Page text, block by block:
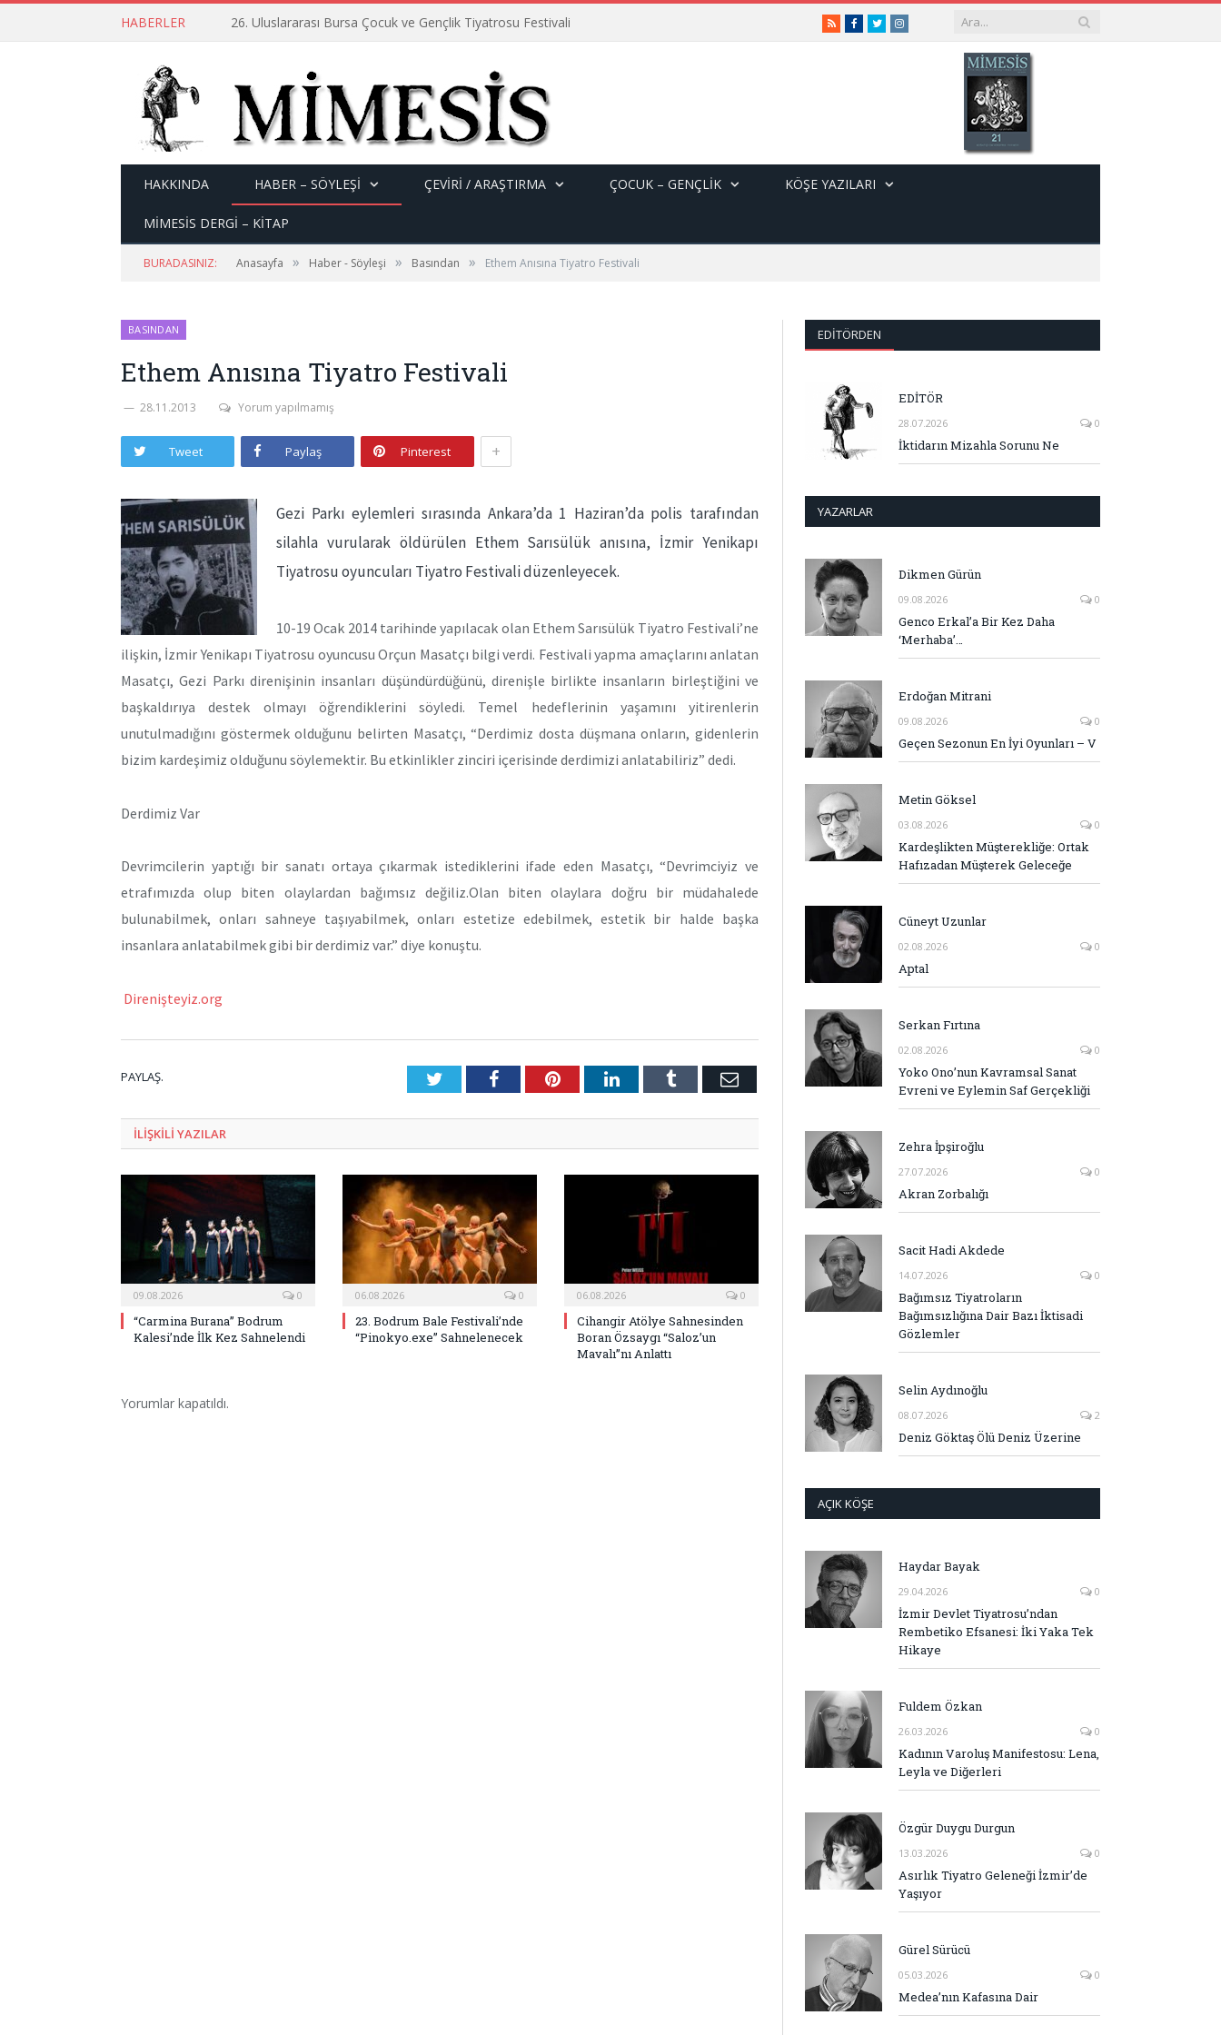
HABERLER 26. Uluslararası Bursa Çocuk ve Gençlik Tiyatrosu Festivali RSSFacebook
TwitterInstagram
HAKKINDA HABER – SÖYLEŞI ÇEVİRİ / ARAŞTIRMA ÇOCUK – GENÇLIK KÖŞE YAZILARI
MİMESİS DERGİ – KİTAP
BURADASINIZ: Anasayfa » Haber - Söyleşi » Basından » Ethem Anısına Tiyatro Festivali
BASINDAN
Ethem Anısına Tiyatro Festivali
28.11.2013 Yorum yapılmamış
Tweet Paylaş Pinterest +
Gezi Parkı eylemleri sırasında Ankara’da 1 Haziran’da polis tarafından
silahla vurularak öldürülen Ethem Sarısülük anısına, İzmir Yenikapı
Tiyatrosu oyuncuları Tiyatro Festivali düzenleyecek.
10-19 Ocak 2014 tarihinde yapılacak olan Ethem Sarısülük Tiyatro Festivali’ne
ilişkin, İzmir Yenikapı Tiyatrosu oyuncusu Orçun Masatçı bilgi verdi. Festivali yapma amaçlarını anlatan
Masatçı, Gezi Parkı direnişinin insanları düşündürdüğünü, direnişle birlikte insanların birleştiğini ve
başkaldırıya destek olmayı öğrendiklerini söyledi. Temel hedeflerinin yaşamını yitirenlerin
unutulmadığını göstermek olduğunu belirten Masatçı, “Derdimiz dosta düşmana onların, gidenlerin
bizim kardeşimiz olduğunu söylemektir. Bu etkinlikler zinciri içerisinde derdimizi anlatabiliriz” dedi.
Derdimiz Var
Devrimcilerin yaptığı bir sanatı ortaya çıkarmak istediklerini ifade eden Masatçı, “Devrimciyiz ve
etrafımızda olup biten olaylardan bağımsız değiliz.Olan biten olaylara doğru bir müdahalede
bulunabilmek, onları sahneye taşıyabilmek, onları estetize edebilmek, estetik bir halde başka
insanlara anlatabilmek gibi bir derdimiz var.” diye konuştu.
Direnişteyiz.org
PAYLAŞ. TwitterFacebookPinterestLinkedInTumblr E-
ILIŞKILI YAZILAR
09.08.2026 0
“Carmina Burana” Bodrum
Kalesi’nde İlk Kez Sahnelendi
06.08.2026 0
23. Bodrum Bale Festivali’nde
“Pinokyo.exe” Sahnelenecek
06.08.2026 0
Cihangir Atölye Sahnesinden
Boran Özsaygı “Saloz’un
Mavalı”nı Anlattı
Yorumlar kapatıldı.
EDITÖRDEN
EDİTÖR
28.07.2026 0
İktidarın Mizahla Sorunu Ne
YAZARLAR
Dikmen Gürün
09.08.2026 0
Genco Erkal’a Bir Kez Daha
‘Merhaba’…
Erdoğan Mitrani
09.08.2026 0
Geçen Sezonun En İyi Oyunları – V
Metin Göksel
03.08.2026 0
Kardeşlikten Müşterekliğe: Ortak
Hafızadan Müşterek Geleceğe
Cüneyt Uzunlar
02.08.2026 0
Aptal
Serkan Fırtına
02.08.2026 0
Yoko Ono’nun Kavramsal Sanat
Evreni ve Eylemin Saf Gerçekliği
Zehra İpşiroğlu
27.07.2026 0
Akran Zorbalığı
Sacit Hadi Akdede
14.07.2026 0
Bağımsız Tiyatroların
Bağımsızlığına Dair Bazı İktisadi
Gözlemler
Selin Aydınoğlu
08.07.2026 2
Deniz Göktaş Ölü Deniz Üzerine
AÇIK KÖŞE
Haydar Bayak
29.04.2026 0
İzmir Devlet Tiyatrosu’ndan
Rembetiko Efsanesi: İki Yaka Tek
Hikaye
Fuldem Özkan
26.03.2026 0
Kadının Varoluş Manifestosu: Lena,
Leyla ve Diğerleri
Özgür Duygu Durgun
13.03.2026 0
Asırlık Tiyatro Geleneği İzmir’de
Yaşıyor
Gürel Sürücü
05.03.2026 0
Medea’nın Kafasına Dair